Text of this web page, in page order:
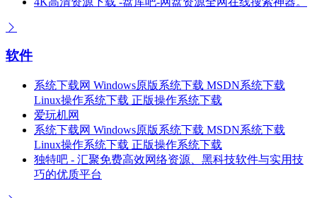
软件
系统下载网 Windows原版系统下载 MSDN系统下载
Linux操作系统下载 正版操作系统下载
爱玩机网
系统下载网 Windows原版系统下载 MSDN系统下载
Linux操作系统下载 正版操作系统下载
独特吧 - 汇聚免费高效网络资源、黑科技软件与实用技
巧的优质平台